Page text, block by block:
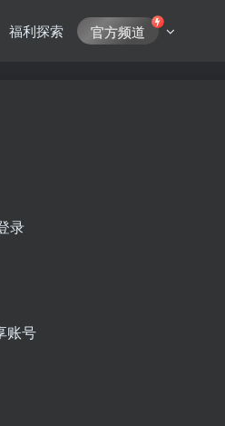
福利探索 官方频道
录
账号